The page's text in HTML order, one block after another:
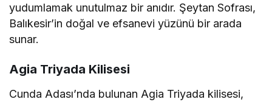
yudumlamak unutulmaz bir anıdır. Şeytan Sofrası,
Balıkesir’in doğal ve efsanevi yüzünü bir arada
sunar.
Agia Triyada Kilisesi
Cunda Adası’nda bulunan Agia Triyada kilisesi,